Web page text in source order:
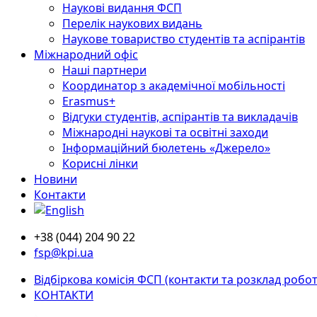
Наукові видання ФСП
Перелік наукових видань
Наукове товариство студентів та аспірантів
Міжнародний офіс
Наші партнери
Координатор з академічної мобільності
Erasmus+
Відгуки студентів, аспірантів та викладачів
Міжнародні наукові та освітні заходи
Інформаційний бюлетень «Джерело»
Корисні лінки
Новини
Контакти
+38 (044) 204 90 22
fsp@kpi.ua
Відбіркова комісія ФСП (контакти та розклад
КОНТАКТИ